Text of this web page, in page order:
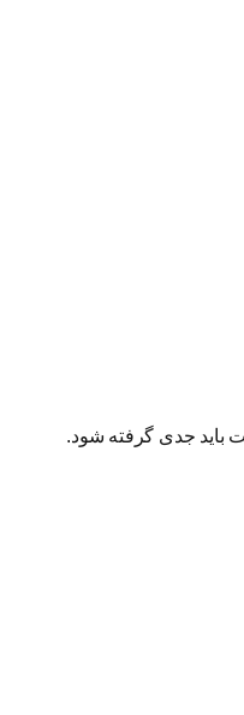
باید جدی گرفته شود.